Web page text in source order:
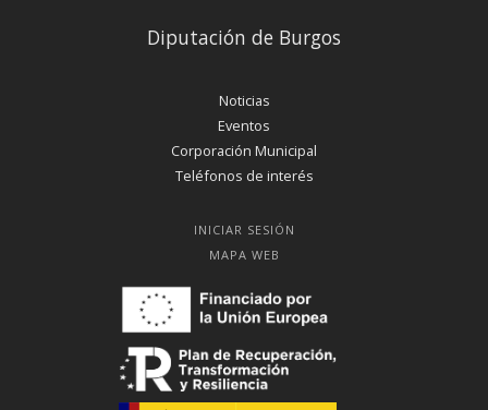
Diputación de Burgos
Noticias
Eventos
Corporación Municipal
Teléfonos de interés
INICIAR SESIÓN
MAPA WEB